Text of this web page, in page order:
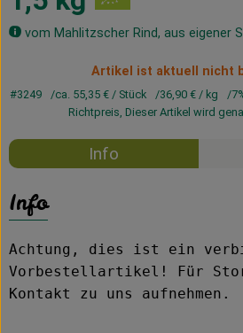
Über uns
vom Mahlitzscher Rind, aus eigener
Artikel ist aktuell nicht
#3249 ca. 55,35 € / Stück 36,90 € / kg
Richtpreis, Dieser Artikel wird
Info
Info
Achtung, dies ist ein
Vorbestellartikel! Für
Kontakt zu uns aufnehmen.